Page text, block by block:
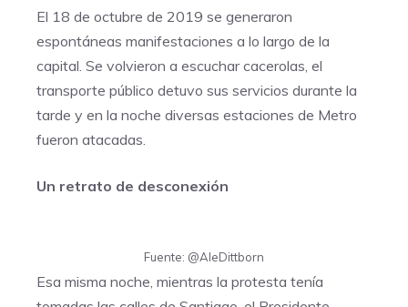
El 18 de octubre de 2019 se generaron
espontáneas manifestaciones a lo largo de la
capital. Se volvieron a escuchar cacerolas, el
transporte público detuvo sus servicios durante la
tarde y en la noche diversas estaciones de Metro
fueron atacadas.
Un retrato de desconexión
Fuente: @AleDittborn
Esa misma noche, mientras la protesta tenía